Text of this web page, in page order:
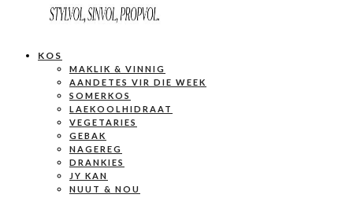
KOS
MAKLIK & VINNIG
AANDETES VIR DIE WEEK
SOMERKOS
LAEKOOLHIDRAAT
VEGETARIES
GEBAK
NAGEREG
DRANKIES
JY KAN
NUUT & NOU